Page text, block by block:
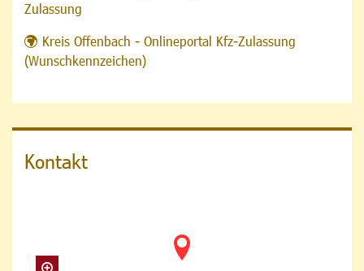
Zulassung
Kreis Offenbach - Onlineportal Kfz-Zulassung
(Wunschkennzeichen)
Kontakt